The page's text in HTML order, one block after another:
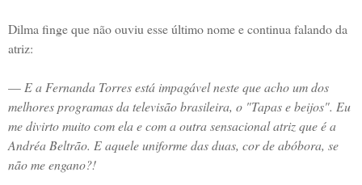
Dilma finge que não ouviu esse último nome e continua falando da
atriz:
— E a Fernanda Torres está impagável neste que acho um dos
melhores programas da televisão brasileira, o "Tapas e beijos". Eu
me divirto muito com ela e com a outra sensacional atriz que é a
Andréa Beltrão. E aquele uniforme das duas, cor de abóbora, se
não me engano?!